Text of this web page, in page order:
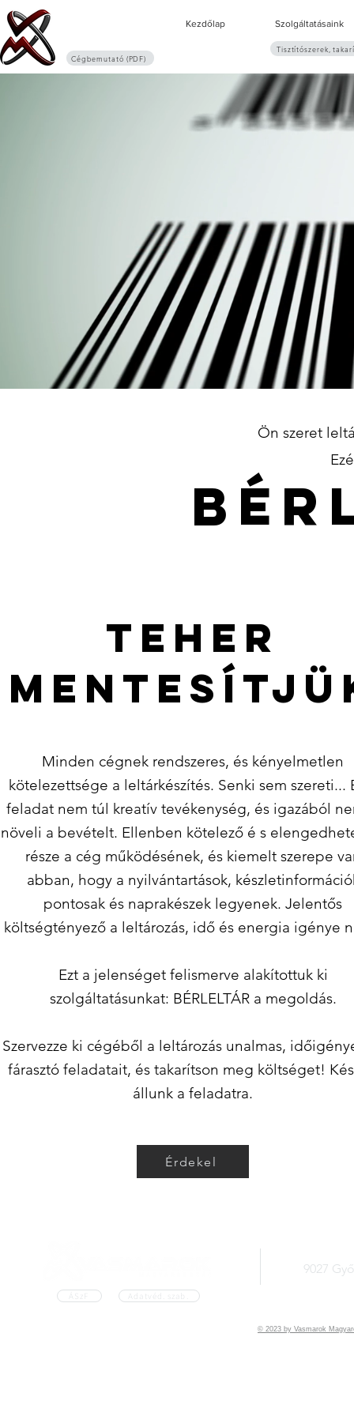
Kezdőlap Szolgáltatásaink
Cégbemutató (PDF)
Tisztítószerek,
Ön szeret
Teher
Minden cégnek rendszeres, és kényelmetlen
kötelezettsége a leltárkészítés. Senki sem szereti...
feladat nem túl kreatív tevékenység, és igazából
növeli a bevételt. Ellenben kötelező é s
része a cég működésének, és kiemelt szerepe
abban, hogy a nyilvántartások,
pontosak és naprakészek legyenek. Jelentős
költségtényező a leltározás, idő és energia igénye
Ezt a jelenséget felismerve alakítottuk ki
szolgáltatásunkat: BÉRLELTÁR a megoldás.
Szervezze ki cégéből a leltározás unalmas,
fárasztó feladatait, és takarítson meg költséget!
állunk a feladatra.
Érdekel
ÁSzF Adatvéd. szab.
9027
© 2023 by Vasmarok